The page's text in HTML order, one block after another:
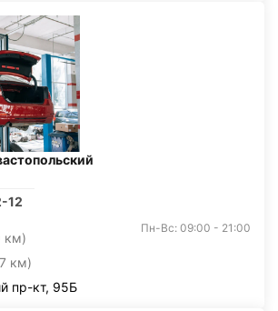
12
км)
км)
Пн-Вс: 09:00 - 21:00
пр-кт, 95Б